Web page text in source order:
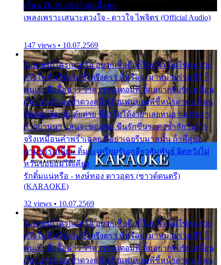
เถื่อน 26. 01:26:45 อยู่เพื่อลูก
เพลงเพราะเสนาะดวงใจ - ดาวใจ ไพจิตร (Official Audio)
147 views • 10.07.2569
ไม่เคยรักใครแน่หรือ อยากเชื่อถือก็ไม่กล้า ติ๋มใช่คนสวย
ตรึงใจ ติ๋มใช่งามซึ้งตรึงตรา พี่หรือจะมาหมายร่วมชีวี ก็
คนเขาลืออื้อฉาว ว่าสาวๆรุมตอมพี่ ติ๋มอยากรับรักเหมือน
กัน แต่หวั่นจะช้ำดวงฤดี กลัวแฟนของพี่ชี้หน้าด่าทอ ก็คน
ชื่อต๋อยต้อยตุ้มตุ๋ยต่าย พี่ยังลืมได้ง่ายๆเลยหนอ แค่ตัวเรา
สาวบ้านนา แสนจะซอมซ่อ ขืนรักขืนรอคงช้ำสักวัน ถ้า
จริงเหมือนคำพร่ำเฉลย พี่อย่าเฉยรีบมาหมั้น ถ้าพี่สู่ขอ
ตามธรรมเนียม ติ๋มจะเตรียมรับเกลียวสัมพันธ์ ผิดหวังไม่
หวั่นขอยอมได้เคียง
รักติ๋มแน่หรือ - หงษ์ทอง ดาวอุดร (ซาวด์ดนตรี)
(KARAOKE)
32 views • 10.07.2569
ไม่เคยรักใครแน่หรือ อยากเชื่อถือก็ไม่กล้า ติ๋มใช่คนสวย
ตรึงใจ ติ๋มใช่งามซึ้งตรึงตรา พี่หรือจะมาหมายร่วมชีวี ก็
คนเขาลืออื้อฉาว ว่าสาวๆรุมตอมพี่ ติ๋มอยากรับรักเหมือน
กัน แต่หวั่นจะช้ำดวงฤดี กลัวแฟนของพี่ชี้หน้าด่าทอ ก็คน